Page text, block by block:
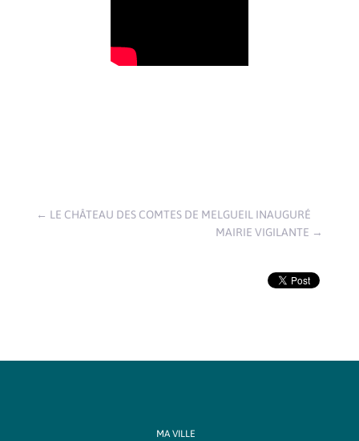
← LE CHÂTEAU DES COMTES DE MELGUEIL INAUGURÉ
MAIRIE VIGILANTE →
MA VILLE